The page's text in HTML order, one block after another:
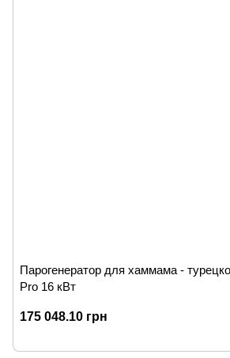
Парогенератор для хаммама -
Pro 16 кВт
175 048.10 грн